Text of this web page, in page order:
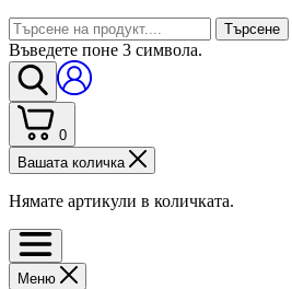
Търсене
Въведете поне 3 символа.
0
Вашата количка
Нямате артикули в количката.
Меню